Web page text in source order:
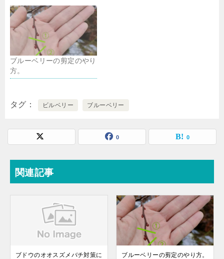
ブルーベリーの剪定のやり
方。
タグ ビルベリー ブルーベリー
0 0
関連記事
ブドウのオオスズメバチ対策に
ブルーベリーの剪定のやり方。